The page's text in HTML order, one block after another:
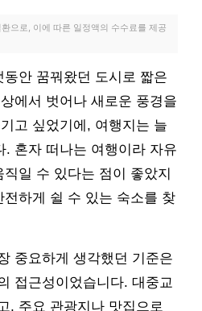
으로, 이에 따른 일정액의 수수료를 제공
안 꿈꿔왔던 도시로 짧은
에서 벗어나 새로운 풍경을
고 싶었기에, 여행지는 늘
. 혼자 떠나는 여행이라 자유
일 수 있다는 점이 좋았지
하게 쉴 수 있는 숙소를 찾
중요하게 생각했던 기준은
접근성이었습니다. 대중교
, 주요 관광지나 맛집으로